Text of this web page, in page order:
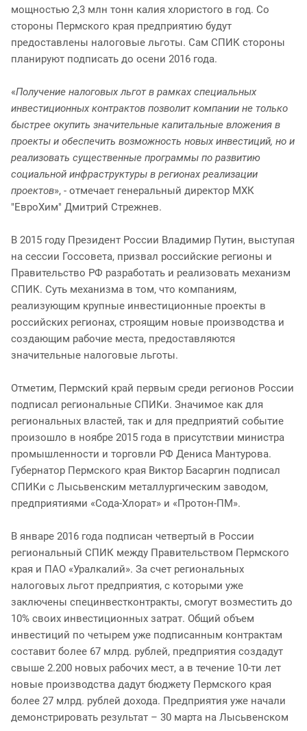
мощностью 2,3 млн тонн калия хлористого в год. Со
стороны Пермского края предприятию будут
предоставлены налоговые льготы. Сам СПИК стороны
планируют подписать до осени 2016 года.
«Получение налоговых льгот в рамках специальных
инвестиционных контрактов позволит компании не только
быстрее окупить значительные капитальные вложения в
проекты и обеспечить возможность новых инвестиций, но и
реализовать существенные программы по развитию
социальной инфраструктуры в регионах реализации
проектов», - отмечает генеральный директор МХК
"ЕвроХим" Дмитрий Стрежнев.
В 2015 году Президент России Владимир Путин, выступая
на сессии Госсовета, призвал российские регионы и
Правительство РФ разработать и реализовать механизм
СПИК. Суть механизма в том, что компаниям,
реализующим крупные инвестиционные проекты в
российских регионах, строящим новые производства и
создающим рабочие места, предоставляются
значительные налоговые льготы.
Отметим, Пермский край первым среди регионов России
подписал региональные СПИКи. Значимое как для
региональных властей, так и для предприятий событие
произошло в ноябре 2015 года в присутствии министра
промышленности и торговли РФ Дениса Мантурова.
Губернатор Пермского края Виктор Басаргин подписал
СПИКи с Лысьвенским металлургическим заводом,
предприятиями «Сода-Хлорат» и «Протон-ПМ».
В январе 2016 года подписан четвертый в России
региональный СПИК между Правительством Пермского
края и ПАО «Уралкалий». За счет региональных
налоговых льгот предприятия, с которыми уже
заключены специнвестконтракты, смогут возместить до
10% своих инвестиционных затрат. Общий объем
инвестиций по четырем уже подписанным контрактам
составит более 67 млрд. рублей, предприятия создадут
свыше 2.200 новых рабочих мест, а в течение 10-ти лет
новые производства дадут бюджету Пермского края
более 27 млрд. рублей дохода. Предприятия уже начали
демонстрировать результат – 30 марта на Лысьвенском